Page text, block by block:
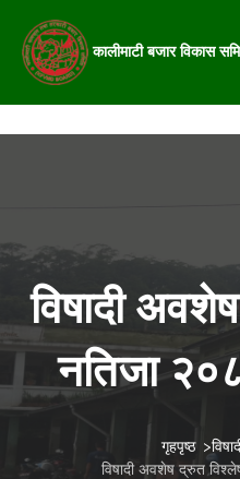
कालीमाटी बजार विकास
विषादी
नतिजा
गृहपृष्ठ >
विषादी अवशेष द्रुत